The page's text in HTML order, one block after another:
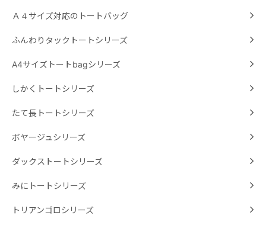
Ａ４サイズ対応のトートバッグ
ふんわりタックトートシリーズ
A4サイズトートbagシリーズ
しかくトートシリーズ
たて長トートシリーズ
ボヤージュシリーズ
ダックストートシリーズ
みにトートシリーズ
トリアンゴロシリーズ